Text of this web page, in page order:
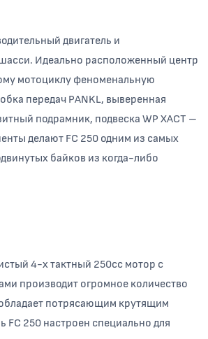
двигатель и
Идеально расположенный центр
мотоциклу феноменальную
передач PANKL, выверенная
подрамник, подвеска WP XACT –
делают FC 250 одним из самых
байков из когда-либо
4-х тактный 250сс мотор с
производит огромное количество
потрясающим крутящим
FС 250 настроен специально для